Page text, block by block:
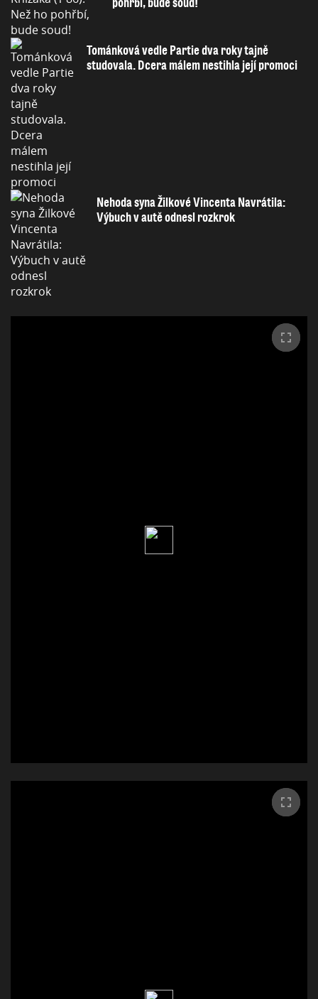
Tománková vedle Partie dva roky tajně
studovala. Dcera málem nestihla její promoci
Nehoda syna Žilkové Vincenta Navrátila:
Výbuch v autě odnesl rozkrok